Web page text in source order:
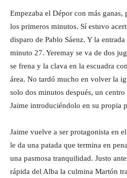
Empezaba el Dépor con más ganas,
los primeros minutos. Sí estuvo
disparo de Pablo Sáenz. Y la
minuto 27. Yeremay se va de dos
se frena y la clava en la escuadra
área. No tardó mucho en volver la
solo dos minutos después, un
Jaime introduciéndolo en su propia
Jaime vuelve a ser protagonista en
le da una patada que termina en
una pasmosa tranquilidad. Justo
rápida del Alba la culmina Martón